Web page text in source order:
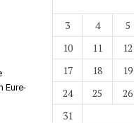
Eure-
3
4 5
10
11 12
17
18 19
24
25 26
31